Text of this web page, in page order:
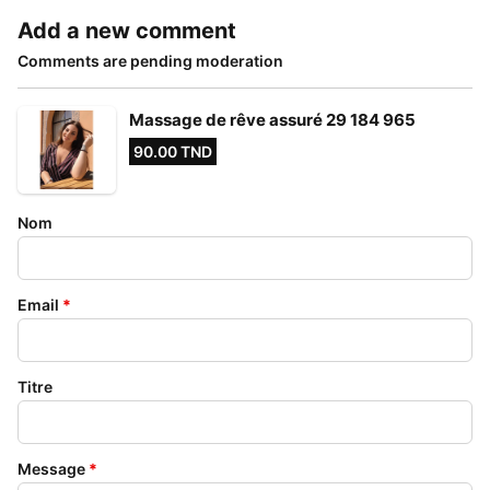
Add a new comment
Comments are pending moderation
Massage de rêve assuré 29 184 965
90.00 TND
Nom
Email *
Titre
Message *